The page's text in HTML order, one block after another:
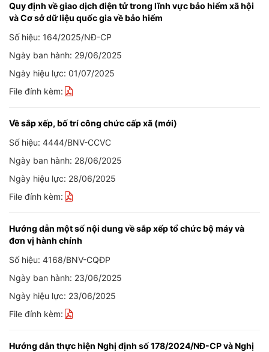
Quy định về giao dịch điện tử trong lĩnh vực bảo hiểm xã hội
và Cơ sở dữ liệu quốc gia về bảo hiểm
Số hiệu: 164/2025/NĐ-CP
Ngày ban hành: 29/06/2025
Ngày hiệu lực: 01/07/2025
File đính kèm:
Về sắp xếp, bố trí công chức cấp xã (mới)
Số hiệu: 4444/BNV-CCVC
Ngày ban hành: 28/06/2025
Ngày hiệu lực: 28/06/2025
File đính kèm:
Hướng dẫn một số nội dung về sắp xếp tổ chức bộ máy và
đơn vị hành chính
Số hiệu: 4168/BNV-CQĐP
Ngày ban hành: 23/06/2025
Ngày hiệu lực: 23/06/2025
File đính kèm:
Hướng dẫn thực hiện Nghị định số 178/2024/NĐ-CP và Nghị